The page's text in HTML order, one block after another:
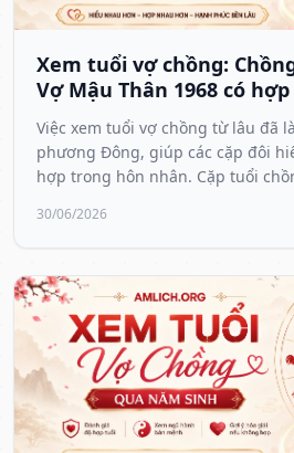
Xem tuổi vợ chồng:
Vợ Mậu Thân 1968 có
Việc xem tuổi vợ chồng từ lâu đã
phương Đông, giúp các cặp đôi
hợp trong hôn nhân. Cặp tuổi
30/06/2026